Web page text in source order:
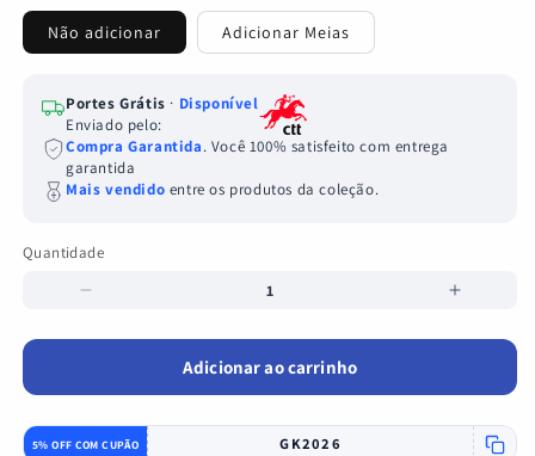
Não adicionar Adicionar Meias
Portes Grátis · Disponível
Enviado pelo:
Compra Garantida. Você 100% satisfeito com entrega
garantida
Mais vendido entre os produtos da coleção.
Quantidade
Quantidade
Diminuir a quantidade de Conjunto infantil alternativoAumentar
Adicionar ao carrinho
5% OFF COM CUPÃO GK2026